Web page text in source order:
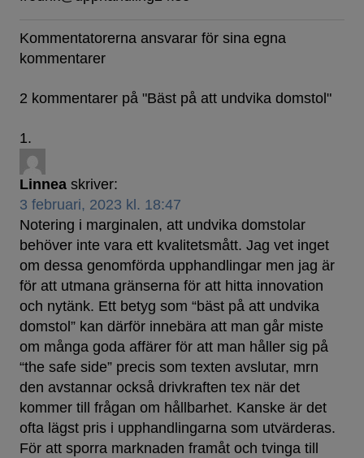
Kommentatorerna ansvarar för sina egna
kommentarer
2 kommentarer på "Bäst på att undvika domstol "
Linnea skriver:
3 februari, 2023 kl. 18:47
Notering i marginalen, att undvika domstolar
behöver inte vara ett kvalitetsmått. Jag vet inget
om dessa genomförda upphandlingar men jag är
för att utmana gränserna för att hitta innovation
och nytänk. Ett betyg som “bäst på att undvika
domstol” kan därför innebära att man går miste
om många goda affärer för att man håller sig på
“the safe side” precis som texten avslutar, mrn
den avstannar också drivkraften tex när det
kommer till frågan om hållbarhet. Kanske är det
ofta lägst pris i upphandlingarna som utvärderas.
För att sporra marknaden framåt och tvinga till